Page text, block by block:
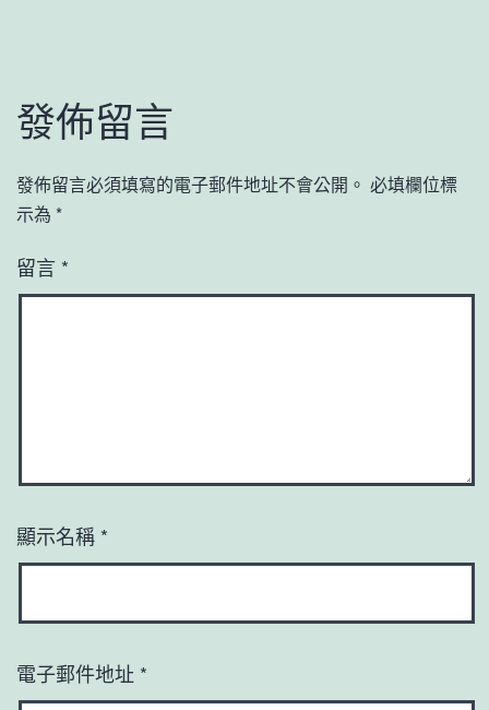
發佈留言
發佈留言必須填寫的電子郵件地址不會公開。 必填欄位標
示為 *
留言 *
顯示名稱 *
電子郵件地址 *